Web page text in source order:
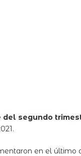
segundo
en el